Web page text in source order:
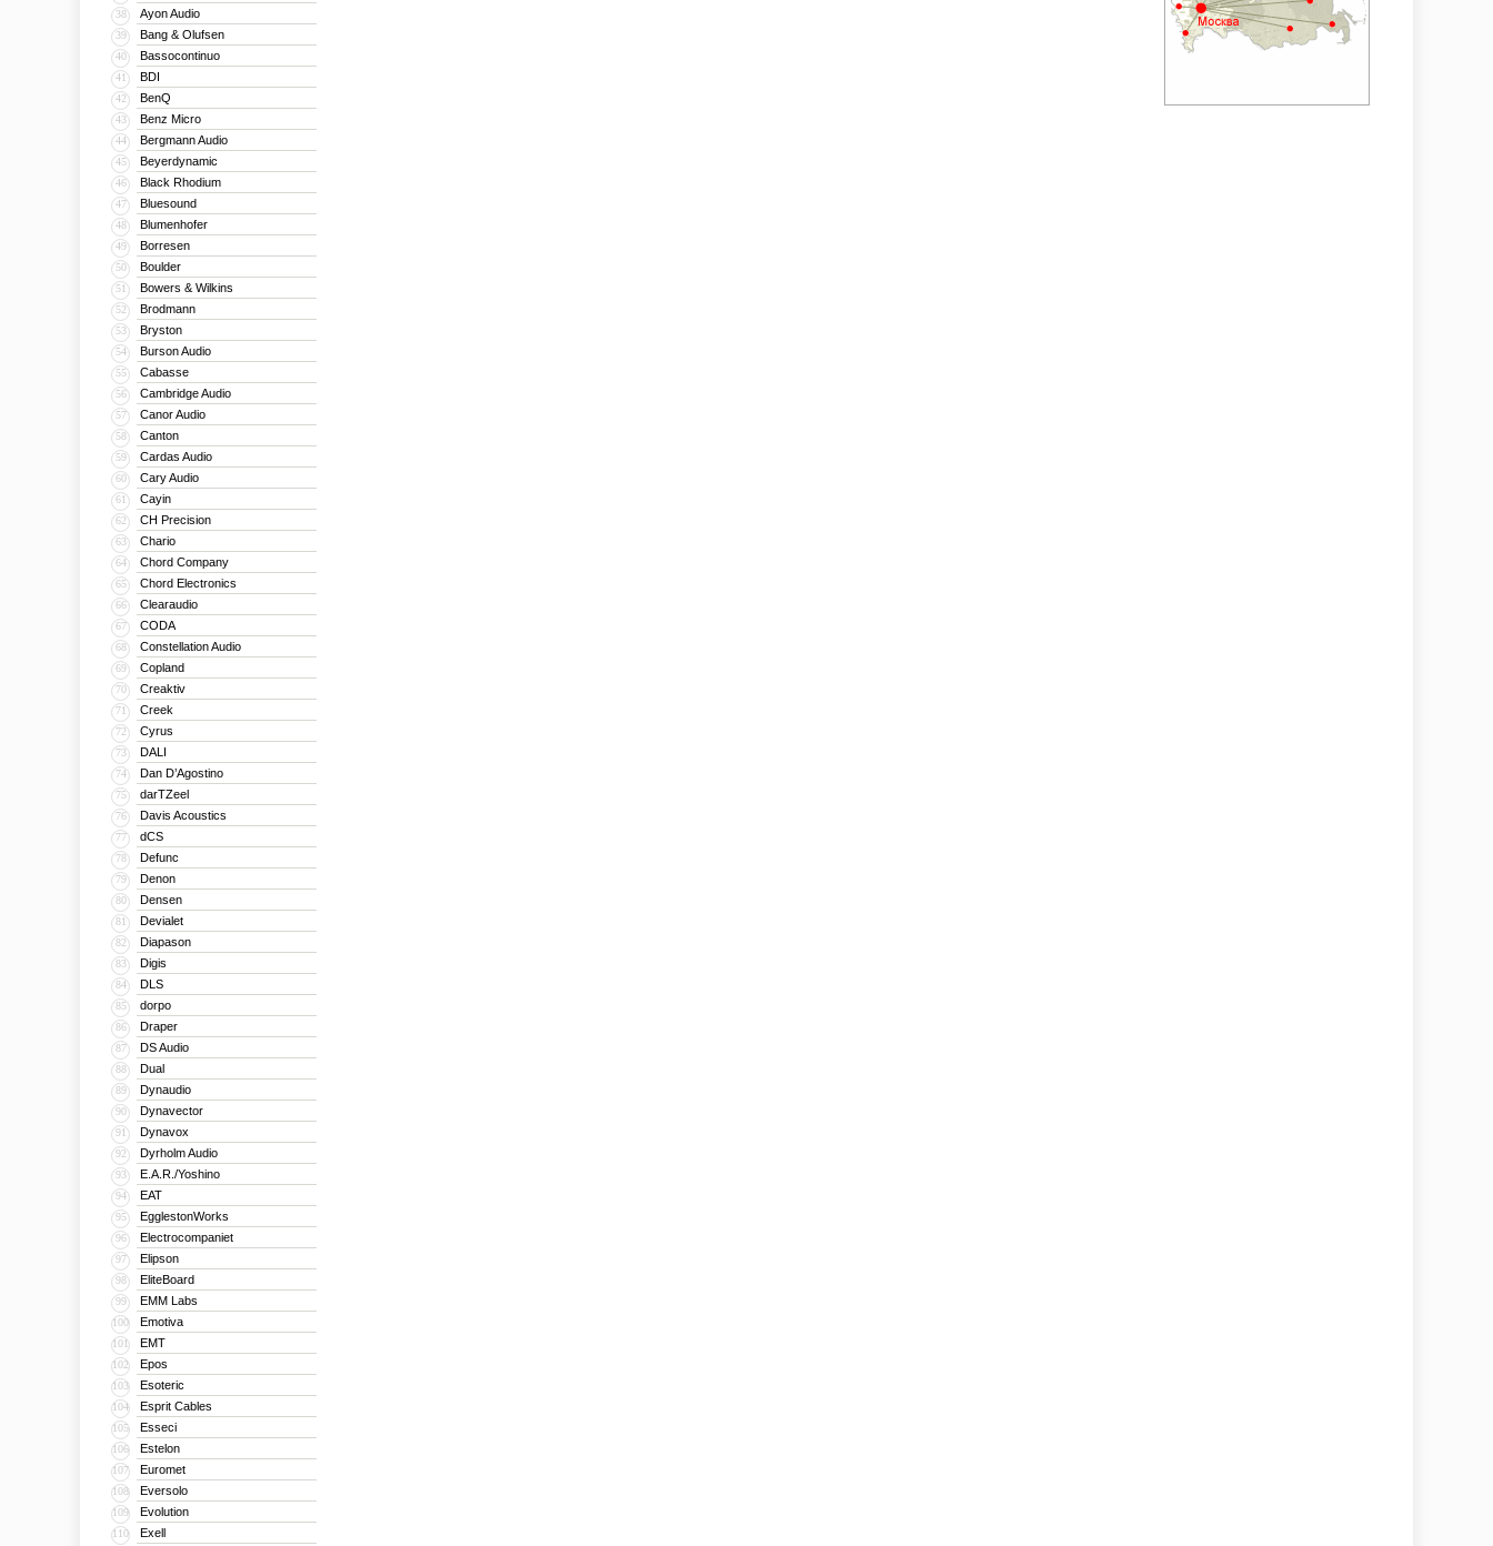
38 Ayon Audio
39 Bang & Olufsen
40 Bassocontinuo
41 BDI
42 BenQ
43 Benz Micro
44 Bergmann Audio
45 Beyerdynamic
46 Black Rhodium
47 Bluesound
48 Blumenhofer
49 Borresen
50 Boulder
51 Bowers & Wilkins
52 Brodmann
53 Bryston
54 Burson Audio
55 Cabasse
56 Cambridge Audio
57 Canor Audio
58 Canton
59 Cardas Audio
60 Cary Audio
61 Cayin
62 CH Precision
63 Chario
64 Chord Company
65 Chord Electronics
66 Clearaudio
67 CODA
68 Constellation Audio
69 Copland
70 Creaktiv
71 Creek
72 Cyrus
73 DALI
74 Dan D’Agostino
75 darTZeel
76 Davis Acoustics
77 dCS
78 Defunc
79 Denon
80 Densen
81 Devialet
82 Diapason
83 Digis
84 DLS
85 dorpo
86 Draper
87 DS Audio
88 Dual
89 Dynaudio
90 Dynavector
91 Dynavox
92 Dyrholm Audio
93 E.A.R./Yoshino
94 EAT
95 EgglestonWorks
96 Electrocompaniet
97 Elipson
98 EliteBoard
99 EMM Labs
100 Emotiva
101 EMT
102 Epos
103 Esoteric
104 Esprit Cables
105 Esseci
106 Estelon
107 Euromet
108 Eversolo
109 Evolution
110 Exell